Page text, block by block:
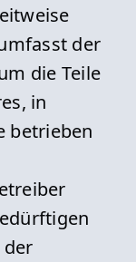
der
die Teile
in
betrieben
der